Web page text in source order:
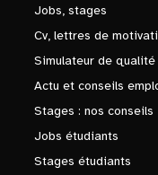
Jobs, stages
Cv, lettres de
Simulateur de qualité
Actu et conseils
Stages : nos conseils
Jobs étudiants
Stages étudiants